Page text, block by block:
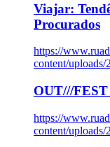
Viajar:
Procurados
https://
content/
OUT///FEST
https://
content/